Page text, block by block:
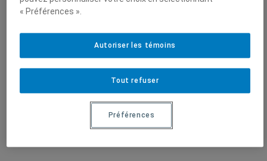
Partenaires
internationales de Montréal
« Préférences ».
Tout refuser
Autoriser les témoins
Préférences